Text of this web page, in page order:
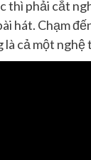
thì phải cắt
hát. Chạm
là cả một nghệ